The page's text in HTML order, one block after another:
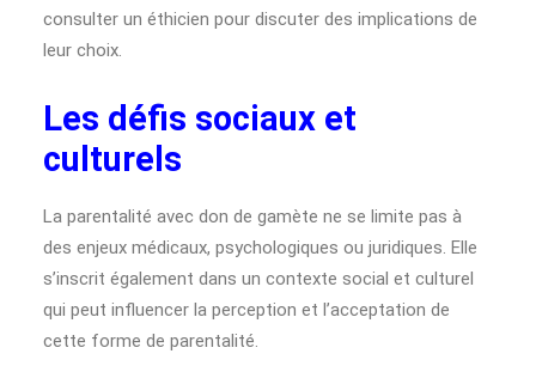
consulter un éthicien pour discuter des implications de
leur choix.
Les défis sociaux et
culturels
La parentalité avec don de gamète ne se limite pas à
des enjeux médicaux, psychologiques ou juridiques. Elle
s’inscrit également dans un contexte social et culturel
qui peut influencer la perception et l’acceptation de
cette forme de parentalité.